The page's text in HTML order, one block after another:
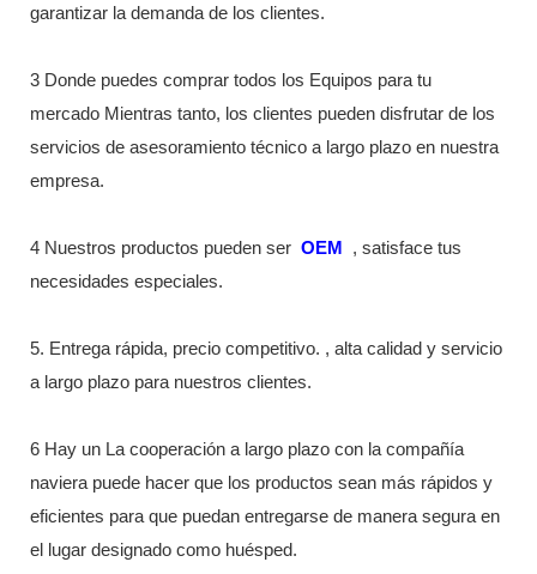
garantizar la demanda de los clientes.
3 Donde puedes comprar todos los Equipos para tu
mercado Mientras tanto, los clientes pueden disfrutar de los
servicios de asesoramiento técnico a largo plazo en nuestra
empresa.
4 Nuestros productos pueden ser OEM
, satisface tus
necesidades especiales.
5. Entrega rápida, precio competitivo. , alta calidad y servicio
a largo plazo para nuestros clientes.
6 Hay un La cooperación a largo plazo con la compañía
naviera puede hacer que los productos sean más rápidos y
eficientes para que puedan entregarse de manera segura en
el lugar designado como huésped.